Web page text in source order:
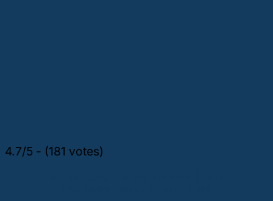
4.7/5 - (181 votes)